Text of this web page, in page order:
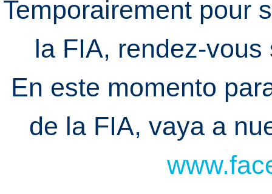
Temporairement pour
la FIA, rendez-
En este momento
de la FIA, vaya a